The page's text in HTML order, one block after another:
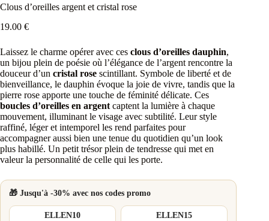
Clous d’oreilles argent et cristal rose
19.00 €
Laissez le charme opérer avec ces clous d’oreilles dauphin,
un bijou plein de poésie où l’élégance de l’argent rencontre la
douceur d’un cristal rose scintillant. Symbole de liberté et de
bienveillance, le dauphin évoque la joie de vivre, tandis que la
pierre rose apporte une touche de féminité délicate. Ces
boucles d’oreilles en argent captent la lumière à chaque
mouvement, illuminant le visage avec subtilité. Leur style
raffiné, léger et intemporel les rend parfaites pour
accompagner aussi bien une tenue du quotidien qu’un look
plus habillé. Un petit trésor plein de tendresse qui met en
valeur la personnalité de celle qui les porte.
🎁 Jusqu'à -30% avec nos codes promo
ELLEN10 ELLEN15